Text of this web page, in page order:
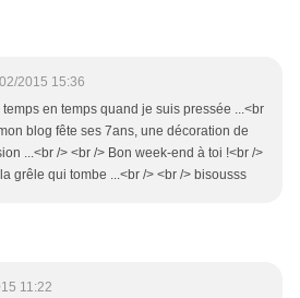
2015 15:36
en temps quand je suis pressée ...<br
blog fête ses 7ans, une décoration de
...<br /> <br /> Bon week-end à toi !<br />
grêle qui tombe ...<br /> <br /> bisousss
11:22